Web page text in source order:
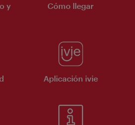
y
Cómo llegar
Aplicación ivie